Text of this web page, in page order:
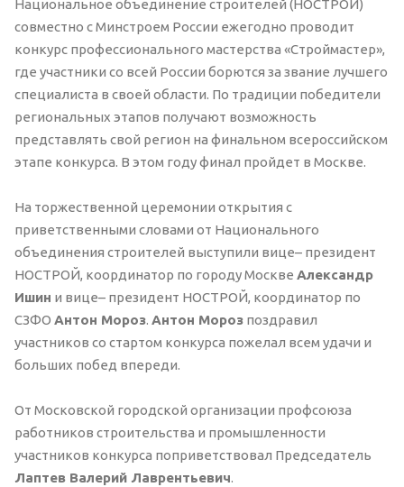
Национальное объединение строителей (НОСТРОЙ)
совместно c Минстроем России ежегодно проводит
конкурс профессионального мастерства «Строймастер»,
где участники со всей России борются за звание лучшего
специалиста в своей области. По традиции победители
региональных этапов получают возможность
представлять свой регион на финальном всероссийском
этапе конкурса. В этом году финал пройдет в Москве.
На торжественной церемонии открытия с
приветственными словами от Национального
объединения строителей выступили вице– президент
НОСТРОЙ, координатор по городу Москве Александр
Ишин и вице– президент НОСТРОЙ, координатор по
СЗФО Антон Мороз. Антон Мороз поздравил
участников со стартом конкурса пожелал всем удачи и
больших побед впереди.
От Московской городской организации профсоюза
работников строительства и промышленности
участников конкурса поприветствовал Председатель
Лаптев Валерий Лаврентьевич.